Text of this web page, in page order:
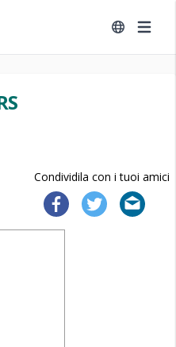
Condividila con i tuoi amici